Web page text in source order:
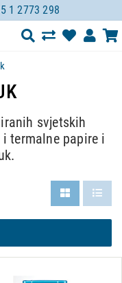
1 2773 298
svjetskih
termalne papire i